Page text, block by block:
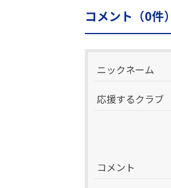
コメント（0件）
ニックネーム
応援するクラブ
コメント